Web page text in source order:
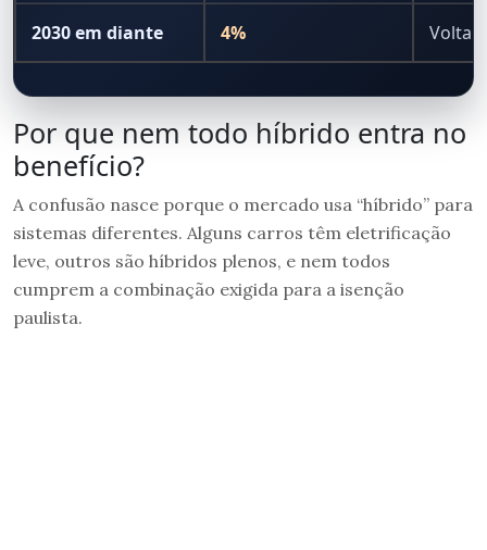
2030 em diante 4% Volta
Por que nem todo híbrido entra no
benefício?
A confusão nasce porque o mercado usa “híbrido” para
sistemas diferentes. Alguns carros têm eletrificação
leve, outros são híbridos plenos, e nem todos
cumprem a combinação exigida para a isenção
paulista.